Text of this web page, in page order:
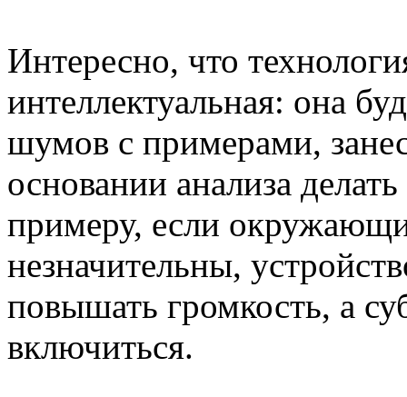
Интересно, что
интеллектуальная: она
шумов с примерами,
основании анализа
примеру, если
незначительны,
повышать громкость, а
включиться.